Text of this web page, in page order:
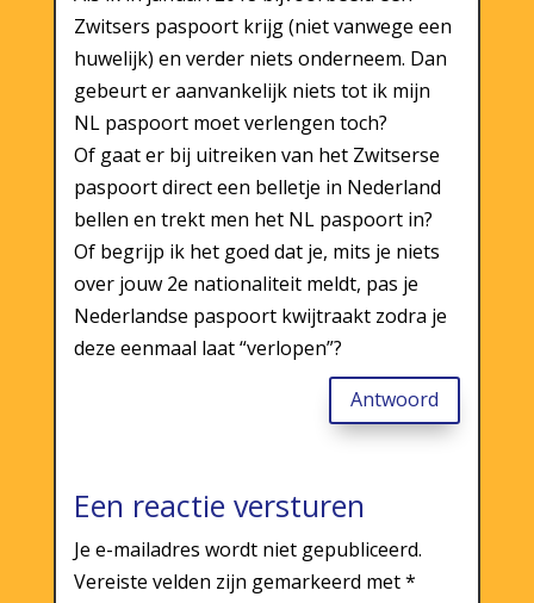
Zwitsers paspoort krijg (niet vanwege een
huwelijk) en verder niets onderneem. Dan
gebeurt er aanvankelijk niets tot ik mijn
NL paspoort moet verlengen toch?
Of gaat er bij uitreiken van het Zwitserse
paspoort direct een belletje in Nederland
bellen en trekt men het NL paspoort in?
Of begrijp ik het goed dat je, mits je niets
over jouw 2e nationaliteit meldt, pas je
Nederlandse paspoort kwijtraakt zodra je
deze eenmaal laat “verlopen”?
Antwoord
Een reactie versturen
Je e-mailadres wordt niet gepubliceerd.
Vereiste velden zijn gemarkeerd met*